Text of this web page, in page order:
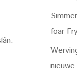
foar